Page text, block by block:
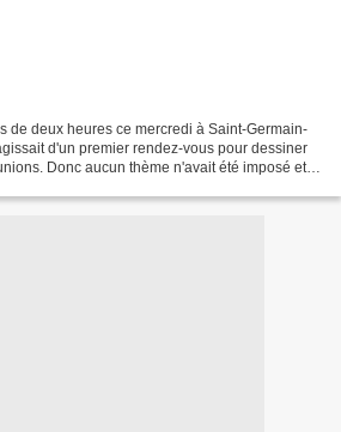
de deux heures ce mercredi à Saint-Germain-
d'un premier rendez-vous pour dessiner
Donc aucun thème n'avait été imposé et